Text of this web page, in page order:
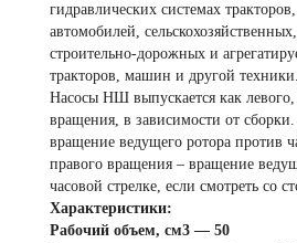
гидравлических системах
автомобилей,
строительно-дорожных и
тракторов, машин и другой техники.
Насосы НШ выпускается как левого,
вращения, в зависимости от
вращение ведущего ротора против
правого вращения – вращение
часовой стрелке, если смотреть со
Характеристики:
Рабочий объем, см3 — 50